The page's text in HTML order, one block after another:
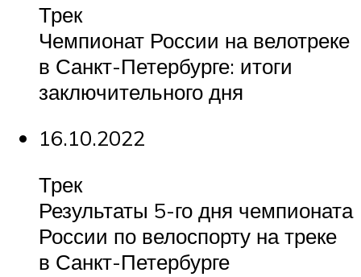
Трек
Чемпионат России на велотреке
в Санкт-Петербурге: итоги
заключительного дня
16.10.2022
Трек
Результаты 5-го дня чемпионата
России по велоспорту на треке
в Санкт-Петербурге